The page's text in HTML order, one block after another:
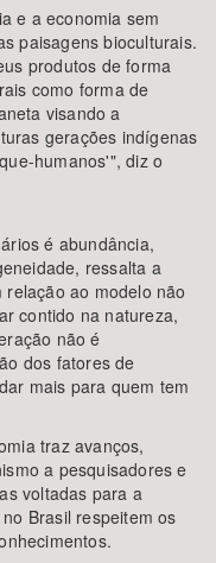
e a economia sem
paisagens bioculturais.
produtos de forma
como forma de
visando a
gerações indígenas
humanos'", diz o
é abundância,
ressalta a
ao modelo não
contido na natureza,
não é
dos fatores de
mais para quem tem
traz avanços,
a pesquisadores e
voltadas para a
Brasil respeitem os